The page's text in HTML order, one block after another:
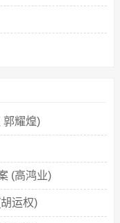
郭耀煌)
(高鸿业)
运权)